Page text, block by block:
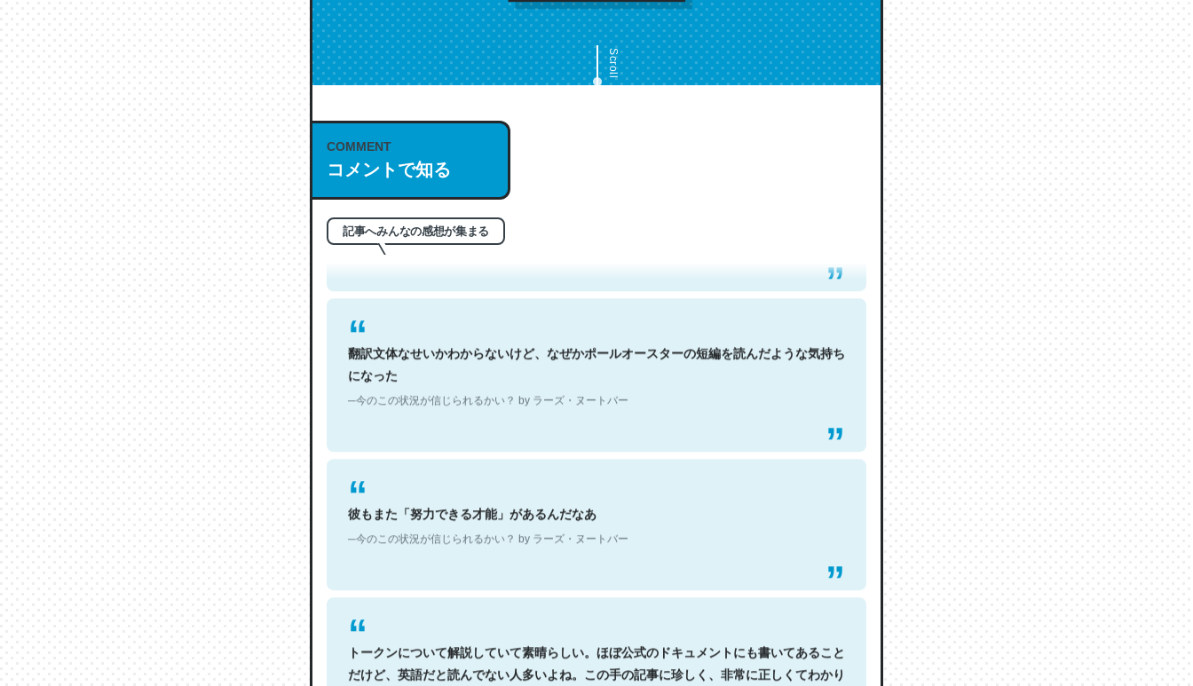
Scroll
COMMENT
コメントで知る
記事へみんなの感想が集まる
これは名文。彼はとてもクレバーなんだろうなと凄く思う。英語少しでも読める人は原文
もお勧め。自分はこの流れ好き。Let’s Fucking Go. Then Covid hit. Shit.
─今のこの状況が信じられるかい？ by ラーズ・ヌートバー
翻訳文体なせいかわからないけど、なぜかポールオースターの短編を読んだような気持ち
になった
─今のこの状況が信じられるかい？ by ラーズ・ヌートバー
彼もまた「努力できる才能」があるんだなあ
─今のこの状況が信じられるかい？ by ラーズ・ヌートバー
トークンについて解説していて素晴らしい。ほぼ公式のドキュメントにも書いてあること
だけど、英語だと読んでない人多いよね。この手の記事に珍しく、非常に正しくてわかり
やすい解説なので続編にも期待。